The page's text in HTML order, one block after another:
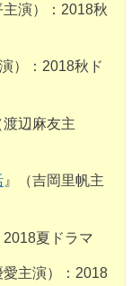
演）：2018秋
）：2018秋ド
渡辺麻友主
』（吉岡里帆主
夏ドラマ
愛主演）：2018